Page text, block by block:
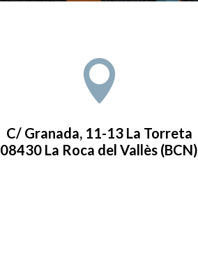

C/ Granada, 11-13 La Torreta
08430 La Roca del Vallès (BCN)